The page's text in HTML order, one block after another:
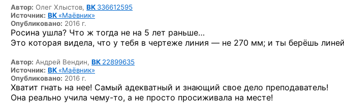
Автор: Олег Хлыстов, ВК 336612595
Источник: ВК «Маёвник»
Опубликовано: 2016 г.
Росина ушла? Что ж тогда не на 5 лет раньше…
Это которая видела, что у тебя в чертеже линия — не 270 мм; и ты берёшь
Автор: Андрей Вендин, ВК 22899635
Источник: ВК «Маёвник»
Опубликовано: 2016 г.
Хватит гнать на нее! Самый адекватный и знающий свое дело преподаватель!
Она реально учила чему-то, а не просто просиживала на месте!